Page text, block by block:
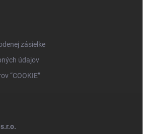
zásielke
údajov
“COOKIE”